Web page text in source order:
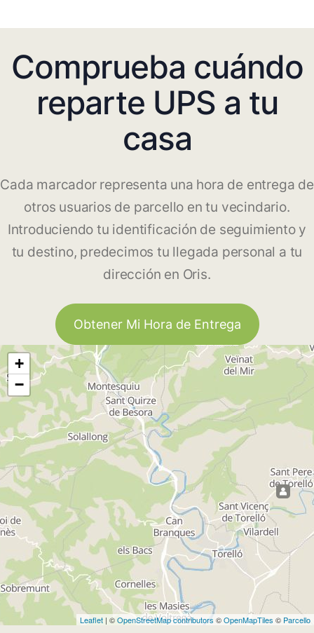
Comprueba cuándo
reparte UPS a tu
casa
Cada marcador representa una hora de entrega de
otros usuarios de parcello en tu vecindario.
Introduciendo tu identificación de seguimiento y
tu destino, predecimos tu llegada personal a tu
dirección en Oris.
Obtener Mi Hora de Entrega
+
−
Leaflet | ©OpenStreetMap contributors ©OpenMapTiles © Parcello